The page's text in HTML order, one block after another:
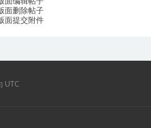
面删除帖子
面提交附件
UTC